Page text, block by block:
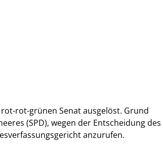
rot-grünen Senat ausgelöst. Grund
(SPD), wegen der Entscheidung des
anzurufen.